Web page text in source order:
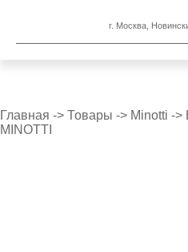
г. Москва,
Главная -> Товары -> Minotti ->
MINOTTI